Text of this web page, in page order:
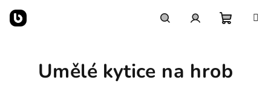
obsah
košík
Umělé kytice na hrob